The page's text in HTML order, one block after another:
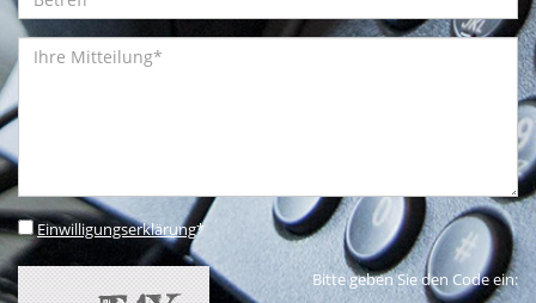
Einwilligungserklärung*
Bitte geben Sie den Code ein: